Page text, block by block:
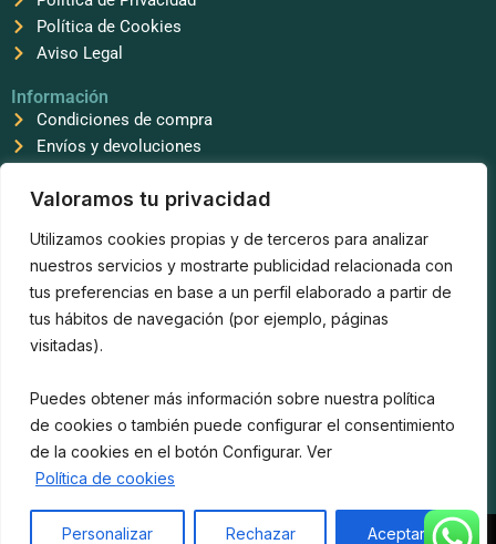
Valoramos tu privacidad
Utilizamos cookies propias y de terceros para analizar
nuestros servicios y mostrarte publicidad relacionada con
tus preferencias en base a un perfil elaborado a partir de
tus hábitos de navegación (por ejemplo, páginas
visitadas).
Puedes obtener más información sobre nuestra política
de cookies o también puede configurar el consentimiento
de la cookies en el botón Configurar. Ver
Política de cookies
Personalizar Rechazar Aceptar
Política de Cookies
Aviso Legal
Información
Condiciones de compra
Envíos y devoluciones
Síguenos
F
c
e
b
o
o
k
T
k
t
o
k
I
s
t
a
g
r
a
Sierra Keox
Horario atención al cliente
Lunes a Viernes 9:00 a 14:00 y 16:00 a 20:00
Formas de pago disponibles